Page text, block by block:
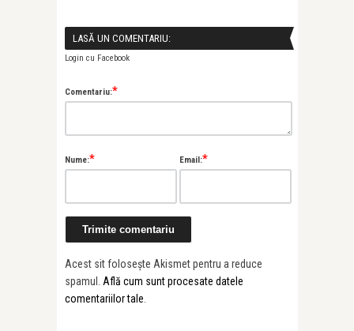
LASĂ UN COMENTARIU:
Login cu Facebook
Comentariu:*
Nume:* Email:*
Acest sit folosește Akismet pentru a reduce
spamul. Află cum sunt procesate datele
comentariilor tale